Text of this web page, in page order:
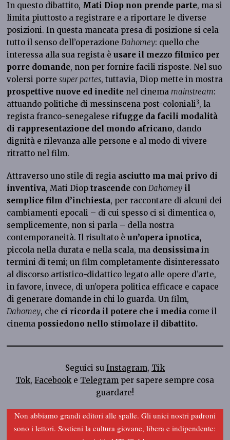
In questo dibattito, Mati Diop non prende parte, ma si
limita piuttosto a registrare e a riportare le diverse
posizioni. In questa mancata presa di posizione si cela
tutto il senso dell’operazioneDahomey: quello che
interessa alla sua regista èusare il mezzo filmico per
porre domande, non per fornire facili risposte. Nel suo
volersi porresuper partes, tuttavia, Diop mette in mostra
prospettive nuove ed inedite nel cinema mainstream:
attuando politiche di messinscena post-coloniali3, la
regista franco-senegalese rifugge da facili modalità
di rappresentazione del mondo africano, dando
dignità e rilevanza alle persone e al modo di vivere
ritratto nel film.
Attraverso uno stile di regia asciutto ma mai privo di
inventiva, Mati Dioptrascende conDahomey il
semplice film d’inchiesta, per raccontare di alcuni dei
cambiamenti epocali – di cui spesso ci si dimentica o,
semplicemente, non si parla – della nostra
contemporaneità. Il risultato èun’opera ipnotica,
piccola nella durata e nella scala, ma densissimain
termini di temi; un film completamente disinteressato
al discorso artistico-didattico legato alle opere d’arte,
in favore, invece, di un’opera politica efficace e capace
di generare domande in chi lo guarda. Un film,
Dahomey, che ci ricorda il potere che i media come il
cinema possiedono nello stimolare il dibattito.
Seguici su Instagram, Tik
Tok,Facebook e Telegram per sapere sempre cosa
guardare!
Non abbiamo grandi editori alle spalle. Gli unici nostri padroni
sono i lettori. Sostieni la cultura giovane, libera e indipendente: